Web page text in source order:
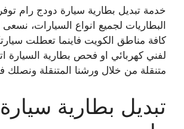
خدمة تبديل بطارية سيارة دودج رام
البطاريات لجميع انواع السيارات،
كافة مناطق الكويت فاينما تعطلت
لفني كهربائي او فحص بطارية السيارة
متنقلة من خلال ورشنا المتنقلة
تبديل بطارية